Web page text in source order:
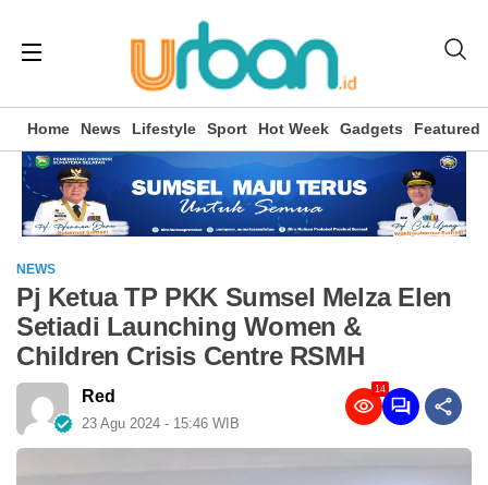
Home News Lifestyle Sport Hot Week Gadgets Featured
NEWS
Pj Ketua TP PKK Sumsel Melza Elen
Setiadi Launching Women &
Children Crisis Centre RSMH
Red
23 Agu 2024 - 15:46 WIB
14